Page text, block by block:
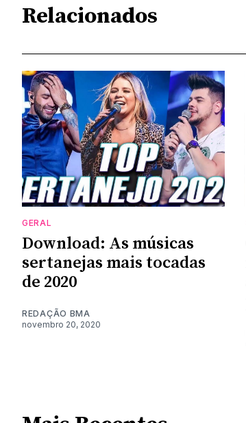
Relacionados
GERAL
Download: As músicas
sertanejas mais tocadas
de 2020
REDAÇÃO BMA
novembro 20, 2020